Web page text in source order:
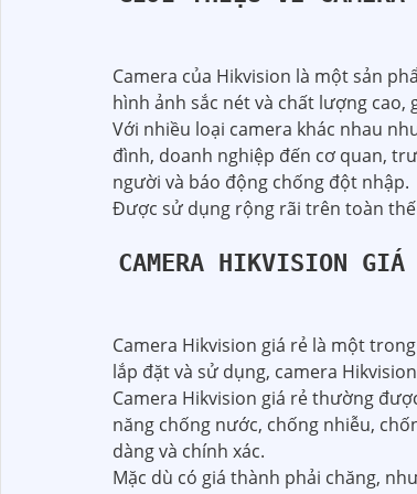
Camera của Hikvision là một sản
hình ảnh sắc nét và chất lượng
Với nhiều loại camera khác nhau
đình, doanh nghiệp đến cơ quan,
người và báo động chống đột nhập.
Được sử dụng rộng rãi trên toàn
CAMERA HIKVISION GIÁ
Camera Hikvision giá rẻ là một
lắp đặt và sử dụng, camera
Camera Hikvision giá rẻ thường
năng chống nước, chống nhiễu,
dàng và chính xác.
Mặc dù có giá thành phải chăng,